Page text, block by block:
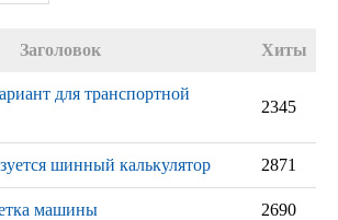
Заголовок Хиты
для транспортной
2345
шинный калькулятор 2871
машины 2690